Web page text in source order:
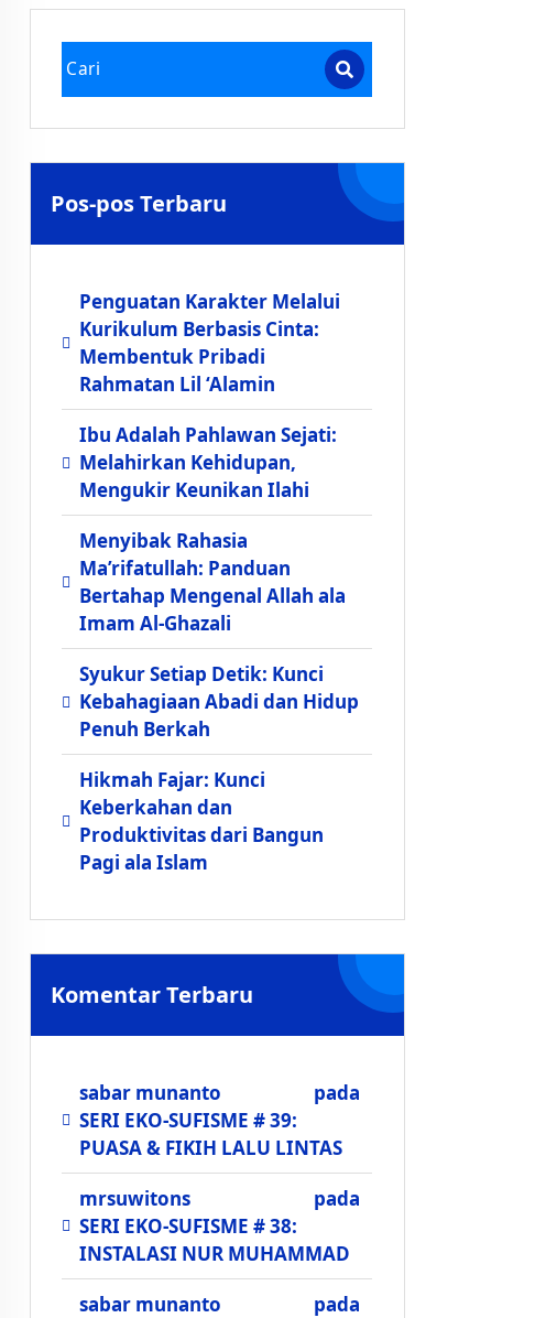
Pos-pos Terbaru
Penguatan Karakter Melalui
Kurikulum Berbasis Cinta:
Membentuk Pribadi
Rahmatan Lil ‘Alamin
Ibu Adalah Pahlawan Sejati:
Melahirkan Kehidupan,
Mengukir Keunikan Ilahi
Menyibak Rahasia
Ma’rifatullah: Panduan
Bertahap Mengenal Allah ala
Imam Al-Ghazali
Syukur Setiap Detik: Kunci
Kebahagiaan Abadi dan Hidup
Penuh Berkah
Hikmah Fajar: Kunci
Keberkahan dan
Produktivitas dari Bangun
Pagi ala Islam
Komentar Terbaru
sabar munanto
pada
SERI EKO-SUFISME # 39:
PUASA & FIKIH LALU LINTAS
mrsuwitons
pada
SERI EKO-SUFISME # 38:
INSTALASI NUR MUHAMMAD
sabar munanto
pada